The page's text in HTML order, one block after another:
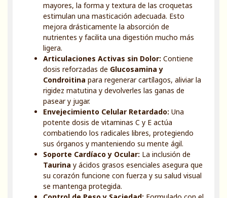
mayores, la forma y textura de las croquetas
estimulan una masticación adecuada. Esto
mejora drásticamente la absorción de
nutrientes y facilita una digestión mucho más
ligera.
Articulaciones Activas sin Dolor: Contiene
dosis reforzadas de Glucosamina y
Condroitina para regenerar cartílagos, aliviar la
rigidez matutina y devolverles las ganas de
pasear y jugar.
Envejecimiento Celular Retardado: Una
potente dosis de vitaminas C y E actúa
combatiendo los radicales libres, protegiendo
sus órganos y manteniendo su mente ágil.
Soporte Cardíaco y Ocular: La inclusión de
Taurina y ácidos grasos esenciales asegura que
su corazón funcione con fuerza y su salud visual
se mantenga protegida.